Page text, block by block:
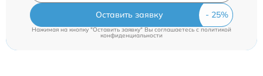
Оставить заявку
Нажимая на кнопку "Оставить заявку" Вы соглашаетесь cполитикой
конфиденциальности